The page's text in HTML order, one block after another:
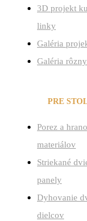
3D projekt
linky
Galéria
Galéria
PRE
Porez a
materiálov
Striekané
panely
Dyhovanie
dielcov